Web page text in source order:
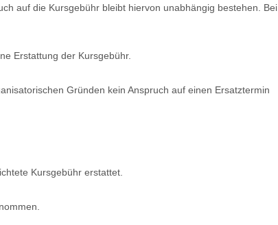
auf die Kursgebühr bleibt hiervon unabhängig bestehen. Bei
Erstattung der Kursgebühr.
Gründen kein Anspruch auf einen Ersatztermin
Kursgebühr erstattet.